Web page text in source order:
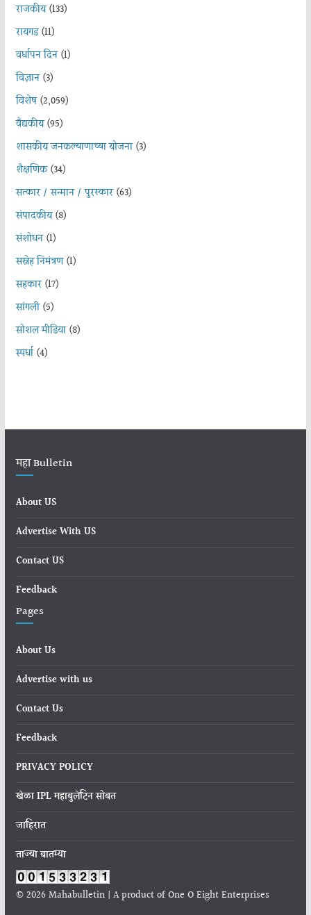
राजकीय(133)
रायगड(11)
वर्धापन दिन(1)
विज्ञान(3)
विशेष(2,059)
वैद्यकीय(95)
शासकीय जनकल्याणाच्या योजना(3)
शैक्षणिक(34)
सत्कार / सन्मान / पुरस्कार(63)
संपादकीय(8)
संशोधन(1)
सस्नेह निमंत्रण(1)
सहकार(17)
सांगली(5)
सोशल मीडिया(8)
स्पर्धा(4)
महा Bulletin
About US
Advertise With US
Contact US
Feedback
Pages
About Us
Advertise with us
Contact Us
Feedback
PRIVACY POLICY
खेळा IPL महाबुलेटिन सोबत
जाहिरात
ताज्या बातम्या
© 2026 Mahabulletin | A product of One O Eight Enterprises